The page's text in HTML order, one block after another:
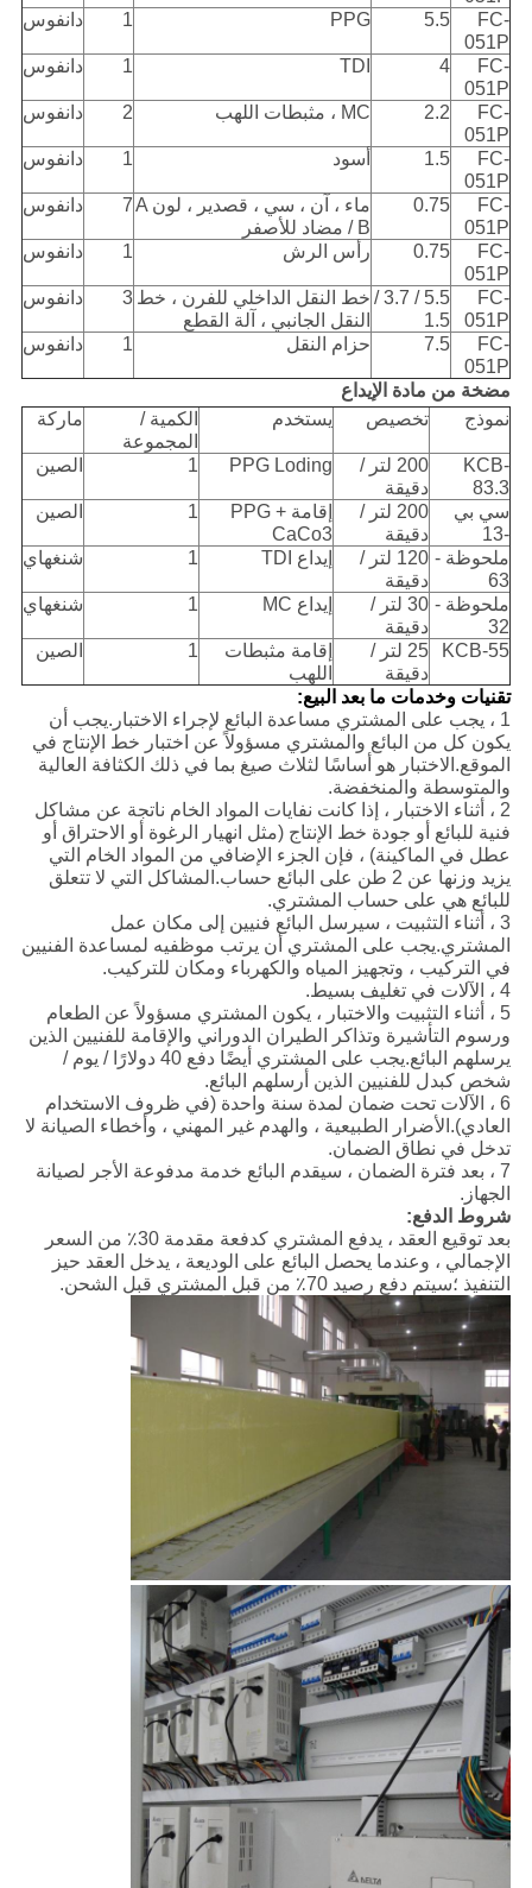
FC-
051P
5.5
PPG
1 دانفوس
FC-
051P
4
TDI
1 دانفوس
FC-
051P
2.2 MC ، مثبطات اللهب 2 دانفوس
FC-
051P
1.5 أسود 1 دانفوس
FC-
051P
0.75
ماء ، آن ، سي ، قصدير ، لون A
/ B مضاد للأصفر
7 دانفوس
FC-
051P
0.75 رأس الرش 1 دانفوس
FC-
051P
5.5 / 3.7 /
1.5
خط النقل الداخلي للفرن ، خط
النقل الجانبي ، آلة القطع
3 دانفوس
FC-
051P
7.5 حزام النقل 1 دانفوس
مضخة من مادة الإيداع
نموذج
تخصيص يستخدم
الكمية /
المجموعة
ماركة
KCB-
83.3
200 لتر /
دقيقة
PPG Loding
1 الصين
سي بي
-13
200 لتر /
دقيقة
إقامة PPG +
CaCo3
1 الصين
ملحوظة -
63
120 لتر /
دقيقة
إيداع TDI 1 شنغهاي
ملحوظة -
32
30 لتر /
دقيقة
إيداع MC 1 شنغهاي
KCB-55
25 لتر /
دقيقة
إقامة مثبطات
اللهب
1 الصين
تقنيات وخدمات ما بعد البيع:
1 ، يجب على المشتري مساعدة البائع لإجراء الاختبار.يجب أن
يكون كل من البائع والمشتري مسؤولاً عن اختبار خط الإنتاج في
الموقع.الاختبار هو أساسًا لثلاث صيغ بما في ذلك الكثافة العالية
والمتوسطة والمنخفضة.
2 ، أثناء الاختبار ، إذا كانت نفايات المواد الخام ناتجة عن مشاكل
فنية للبائع أو جودة خط الإنتاج (مثل انهيار الرغوة أو الاحتراق أو
عطل في الماكينة) ، فإن الجزء الإضافي من المواد الخام التي
يزيد وزنها عن 2 طن على البائع حساب.المشاكل التي لا تتعلق
للبائع هي على حساب المشتري.
3 ، أثناء التثبيت ، سيرسل البائع فنيين إلى مكان عمل
المشتري.يجب على المشتري أن يرتب موظفيه لمساعدة الفنيين
في التركيب ، وتجهيز المياه والكهرباء ومكان للتركيب.
4 ، الآلات في تغليف بسيط.
5 ، أثناء التثبيت والاختبار ، يكون المشتري مسؤولاً عن الطعام
ورسوم التأشيرة وتذاكر الطيران الدوراني والإقامة للفنيين الذين
يرسلهم البائع.يجب على المشتري أيضًا دفع 40 دولارًا / يوم /
شخص كبدل للفنيين الذين أرسلهم البائع.
6 ، الآلات تحت ضمان لمدة سنة واحدة (في ظروف الاستخدام
العادي).الأضرار الطبيعية ، والهدم غير المهني ، وأخطاء الصيانة لا
تدخل في نطاق الضمان.
7 ، بعد فترة الضمان ، سيقدم البائع خدمة مدفوعة الأجر لصيانة
الجهاز.
شروط الدفع:
بعد توقيع العقد ، يدفع المشتري كدفعة مقدمة 30٪ من السعر
الإجمالي ، وعندما يحصل البائع على الوديعة ، يدخل العقد حيز
التنفيذ ؛سيتم دفع رصيد 70٪ من قبل المشتري قبل الشحن.